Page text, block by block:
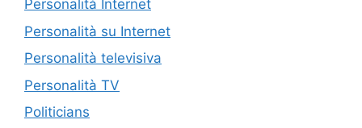
Personalità Internet
Personalità su Internet
Personalità televisiva
Personalità TV
Politicians